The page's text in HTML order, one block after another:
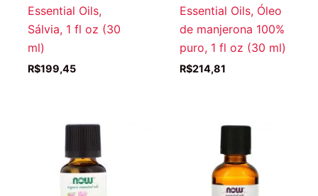
Essential Oils,
Sálvia, 1 fl oz (30
ml)
R$199,45
Essential Oils, Óleo
de manjerona 100%
puro, 1 fl oz (30 ml)
R$214,81